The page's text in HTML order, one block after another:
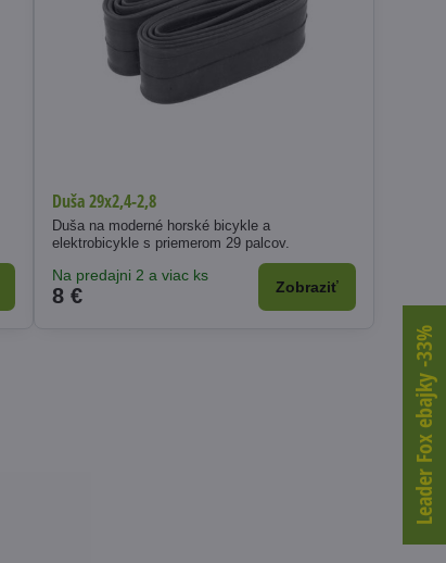
Duša 29x2,4-2,8
Duša na moderné horské bicykle a
elektrobicykle s priemerom 29 palcov.
Na predajni 2 a viac ks
8 € Zobraziť
Leader Fox ebajky -33%